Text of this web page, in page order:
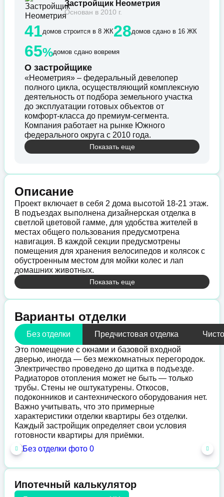
Застройщик Неометрия
Основан в 2010 г.
41домов строится в 8 ЖК28домов сдано в 16 ЖК
65%домов сдано вовремя
О застройщике
«Неометрия» – федеральный девелопер
полного цикла, осуществляющий комплексную
деятельность от подбора земельного участка
до эксплуатации готовых объектов от
комфорт-класса до премиум-сегмента.
Компания работает на рынке Южного
федерального округа с 2010 года.
Показать еще
Описание
Проект включает в себя 2 дома высотой 18-21 этаж.
В подъездах выполнена дизайнерская отделка в
светлой цветовой гамме, для удобства жителей в
местах общего пользования предусмотрена
навигация. В каждой секции предусмотрены
помещения для хранения велосипедов и колясок с
обустроенным местом для мойки колес и лап
домашних животных.
Показать еще
Варианты отделки
Без отделки Предчистовая отделка
Это помещение с окнами и базовой входной
дверью, иногда — без межкомнатных перегородок.
Электричество проведено до щитка в подъезде.
Радиаторов отопления может не быть — только
трубы. Стены не оштукатурены. Откосов,
подоконников и сантехнического оборудования нет.
Важно учитывать, что это примерные
характеристики отделки квартиры без отделки.
Каждый застройщик определяет свои условия
готовности квартиры для приёмки.
Ипотечный калькулятор